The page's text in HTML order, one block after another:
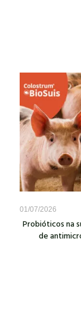
01/07/2026
Probióticos na
de